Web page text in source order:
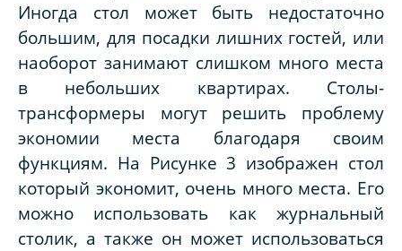
Иногда стол может быть недостаточно
большим, для посадки лишних гостей, или
наоборот занимают слишком много места
в небольших квартирах. Столы-
трансформеры могут решить проблему
экономии места благодаря своим
функциям. На Рисунке 3 изображен стол
который экономит, очень много места. Его
можно использовать как журнальный
столик, а также он может использоваться